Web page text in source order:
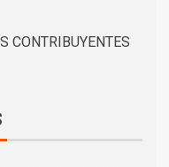
CONTRIBUYENTES